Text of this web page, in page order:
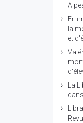
la
et
La
dans